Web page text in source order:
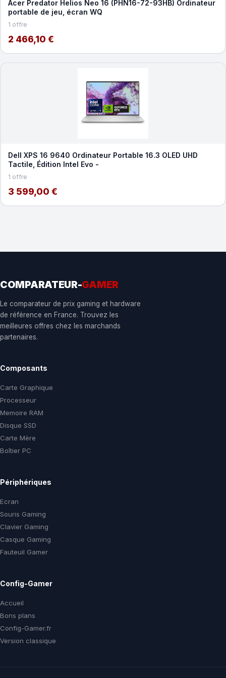
Acer Predator Helios Neo 16 (PHN16-72-93HB) Ordinateur
portable de jeu, écran WQ
1 offre
2 466,10 €
Dell XPS 16 9640 Ordinateur Portable 16.3 OLED UHD
Tactile, Édition Intel Evo -
1 offre
3 599,00 €
COMPARATEUR-GAMER
Le comparateur de prix gaming et hardware
de référence en France. Trouvez les
meilleures offres chez les marchands
partenaires.
Composants
Carte Graphique
Processeur
Memoire RAM
Disque SSD
Carte Mère
Boîtier PC
Périphériques
Ecran
Souris Gaming
Clavier Gaming
Casque Gaming
Fauteuil Gamer
Config-Gamer
Accueil
Bons plans
Config-Gamer.fr
Version classique